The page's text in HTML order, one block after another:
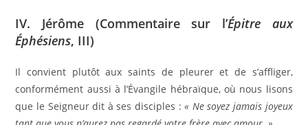
IV. Jérôme (Commentaire sur l’Épitre aux
Éphésiens, III)
Il convient plutôt aux saints de pleurer et de s’affliger,
conformément aussi à l’Évangile hébraïque, où nous lisons
que le Seigneur dit à ses disciples :« Ne soyez jamais joyeux